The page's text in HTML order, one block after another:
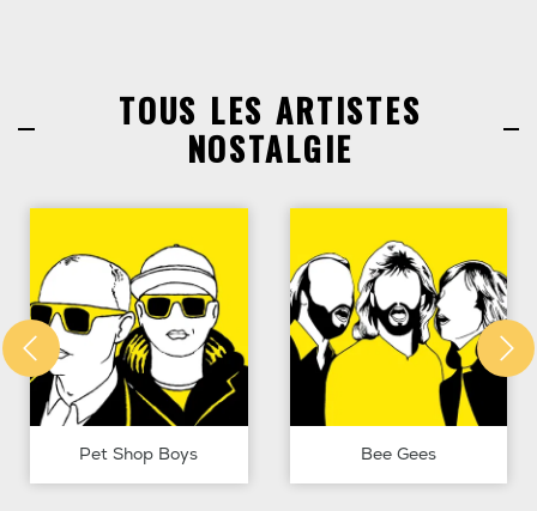
TOUS LES ARTISTES
NOSTALGIE
Pet Shop Boys Bee Gees